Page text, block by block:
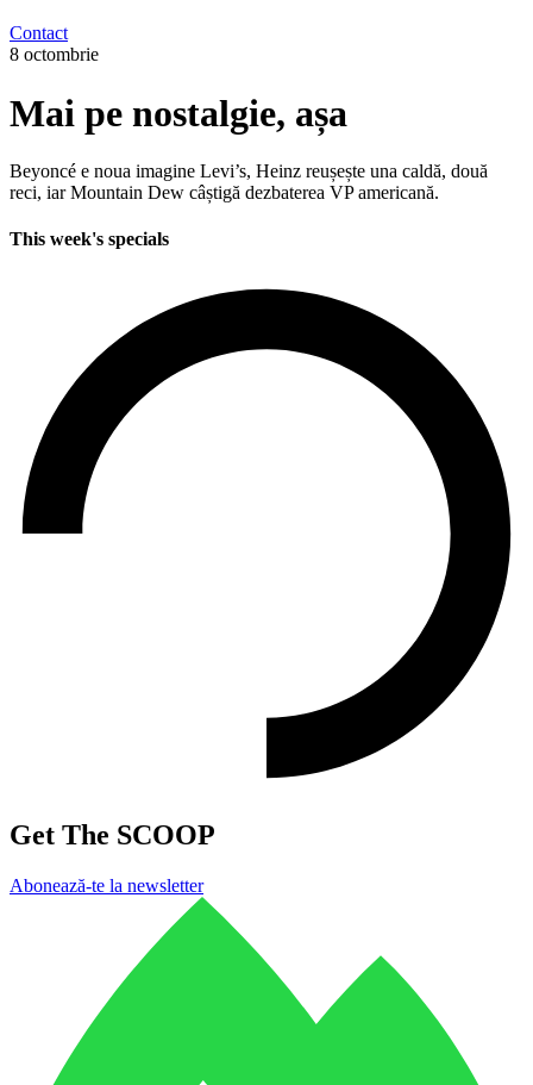
Contact
8 octombrie
Mai pe nostalgie, așa
Beyoncé e noua imagine Levi’s, Heinz reușește una caldă, două
reci, iar Mountain Dew câștigă dezbaterea VP americană.
This week's specials
Get The SCOOP
Abonează-te la newsletter